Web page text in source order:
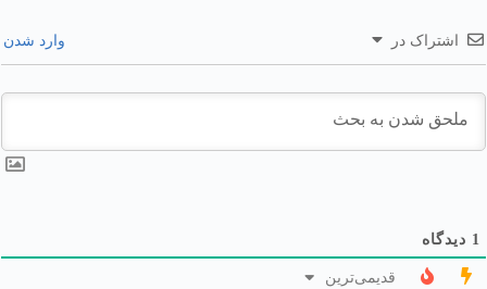
اشتراک در وارد شدن
1 دیدگاه
قدیمی‌ترین